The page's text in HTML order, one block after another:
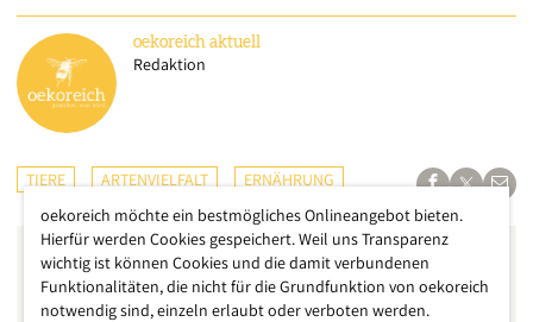
oekoreich aktuell
Redaktion
TIERE ARTENVIELFALT ERNÄHRUNG
oekoreich möchte ein bestmögliches Onlineangebot bieten.
Hierfür werden Cookies gespeichert. Weil uns Transparenz
wichtig ist können Cookies und die damit verbundenen
Funktionalitäten, die nicht für die Grundfunktion von oekoreich
notwendig sind, einzeln erlaubt oder verboten werden.